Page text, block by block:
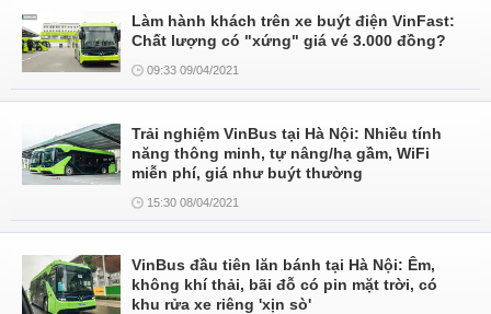
Làm hành khách trên xe buýt điện VinFast:
Chất lượng có "xứng" giá vé 3.000 đồng?
09:33 09/04/2021
Trải nghiệm VinBus tại Hà Nội: Nhiều tính
năng thông minh, tự nâng/hạ gầm, WiFi
miễn phí, giá như buýt thường
15:30 08/04/2021
VinBus đầu tiên lăn bánh tại Hà Nội: Êm,
không khí thải, bãi đỗ có pin mặt trời, có
khu rửa xe riêng 'xịn sò'